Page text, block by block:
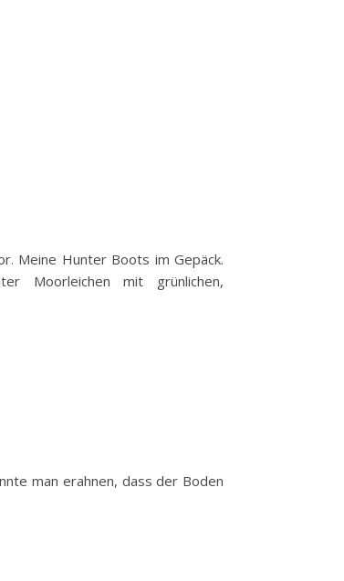
Meine Hunter Boots im Gepäck.
Moorleichen mit grünlichen,
man erahnen, dass der Boden